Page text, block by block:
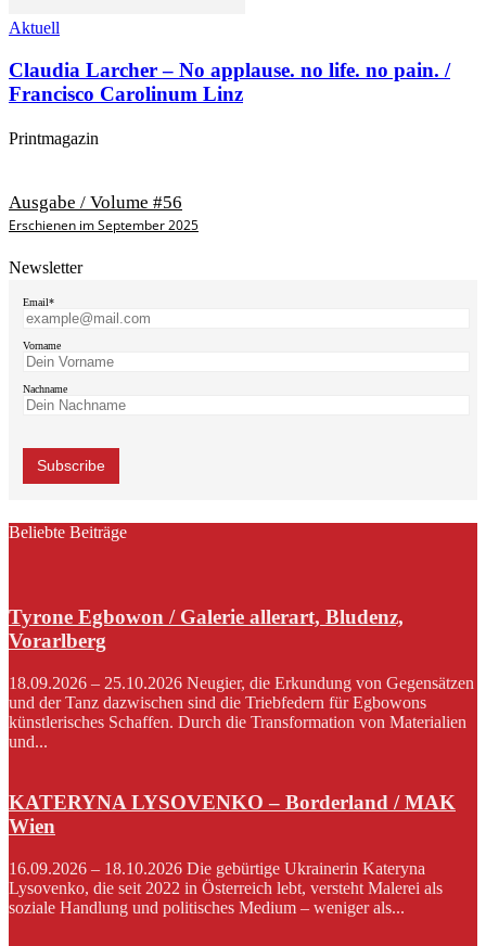
Aktuell
Claudia Larcher – No applause. no life. no pain. /
Francisco Carolinum Linz
Printmagazin
Ausgabe / Volume #56
Erschienen im September 2025
Newsletter
Email*
Vorname
Nachname
Beliebte Beiträge
Tyrone Egbowon / Galerie allerart, Bludenz,
Vorarlberg
18.09.2026 – 25.10.2026 Neugier, die Erkundung von Gegensätzen
und der Tanz dazwischen sind die Triebfedern für Egbowons
künstlerisches Schaffen. Durch die Transformation von Materialien
und...
KATERYNA LYSOVENKO – Borderland / MAK
Wien
16.09.2026 – 18.10.2026 Die gebürtige Ukrainerin Kateryna
Lysovenko, die seit 2022 in Österreich lebt, versteht Malerei als
soziale Handlung und politisches Medium – weniger als...